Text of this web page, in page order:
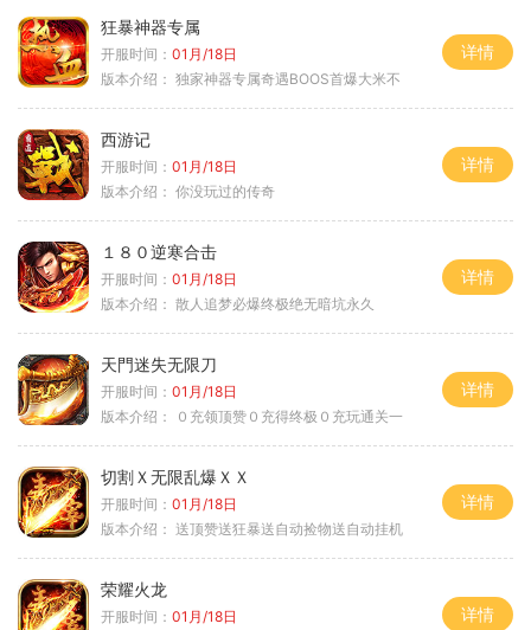
狂暴神器专属
开服时间： 01月/18日
版本介绍： 独家神器专属奇遇BOOS首爆大米不
详情
西游记
开服时间： 01月/18日
版本介绍： 你没玩过的传奇
详情
１８０逆寒合击
开服时间： 01月/18日
版本介绍： 散人追梦必爆终极绝无暗坑永久
详情
天門迷失无限刀
开服时间： 01月/18日
版本介绍：
０充领顶赞０充得终极０充玩通关一
详情
切割Ｘ无限乱爆ＸＸ
开服时间： 01月/18日
版本介绍： 送顶赞送狂暴送自动捡物送自动挂机
详情
荣耀火龙
开服时间： 01月/18日
详情